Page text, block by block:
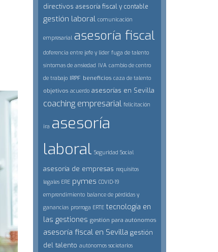
directivos asesoría fiscal y contable
gestión laboral comunicación
empresarial asesoría fiscal
doferencia entre jefe y lider fuga de talento
síntomas de ansiedad IVA cambio de centro
de trabajo IRPF beneficios caza de talento
objetivos acuerdo asesorías en Sevilla
coaching empresarial felicitación
ira asesoría
laboral Seguridad Social
asesoría de empresas requisitos
legales ERE pymes COVID-19
emprendimiento balance de pérdidas y
ganancias prorroga ERTE tecnología en
las gestiones gestión para autónomos
asesoría fiscal en Sevilla gestión
del talento autónomos societarios